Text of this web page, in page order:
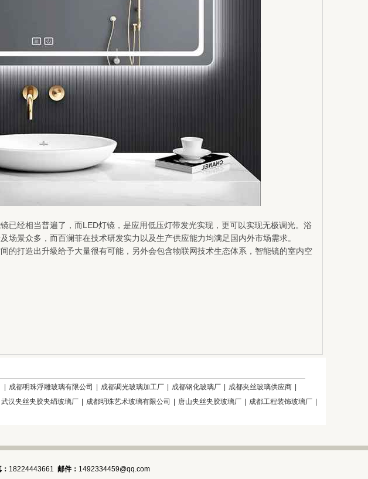
已经相当普遍了，而LED灯镜，是应用低压灯带发光实现，更可以实现无极调光。浴
景众多，而百澜菲在技术研发实力以及生产供应能力均满足国内外市场需求。
的打造出升級给予大量很有可能，另外会包含物联网技术生态体系，智能镜的室内空
成都明珠浮雕玻璃有限公司 成都调光玻璃加工厂 成都钢化玻璃厂 成都夹丝玻璃供应商
武汉夹丝夹胶夹绢玻璃厂 成都明珠艺术玻璃有限公司 唐山夹丝夹胶玻璃厂 成都工程装饰玻璃厂
18224443661 邮件： 1492334459@qq.com